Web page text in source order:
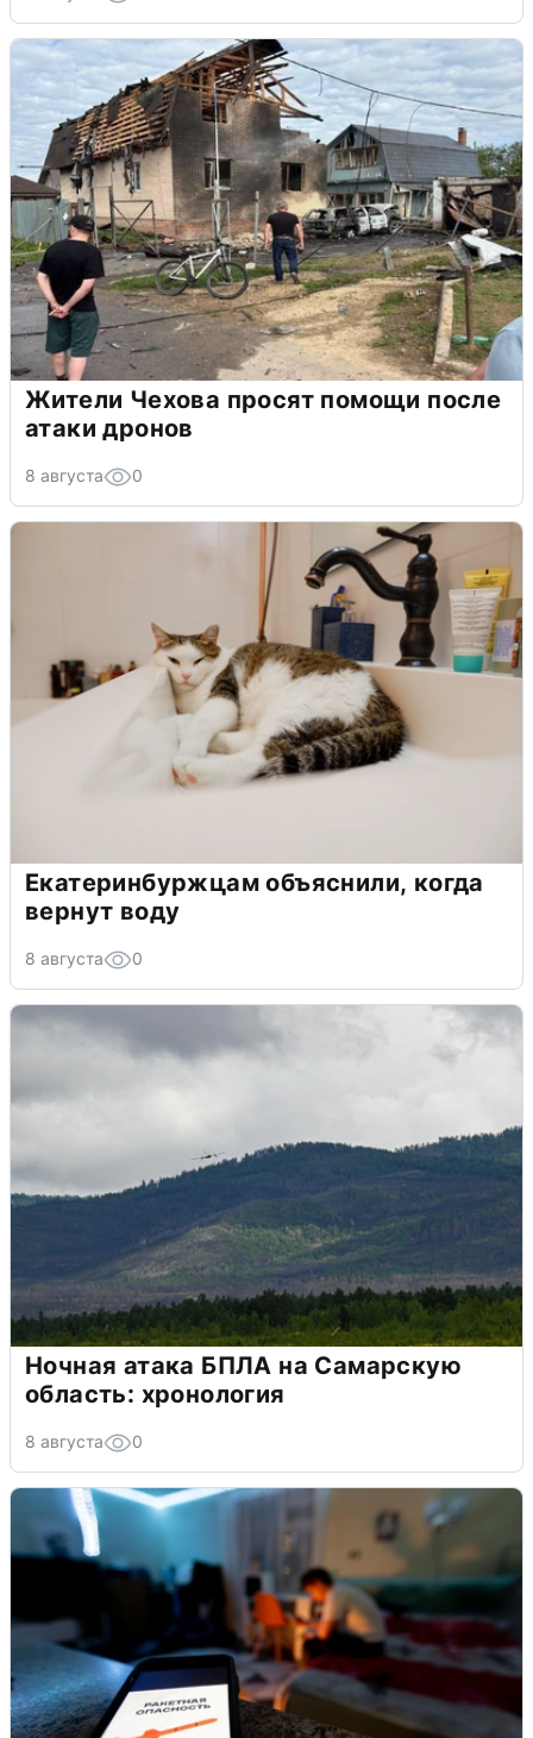
Жители Чехова просят помощи после
атаки дронов
8 августа 0
Екатеринбуржцам объяснили, когда
вернут воду
8 августа 0
Ночная атака БПЛА на Самарскую
область: хронология
8 августа 0